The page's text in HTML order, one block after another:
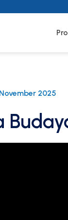
2025